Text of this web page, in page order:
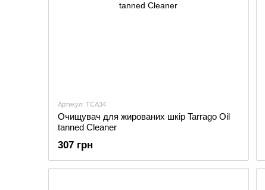
Артикул: TCA34
Очищувач для жированих шкір Tarrago Oil
tanned Cleaner
307 грн